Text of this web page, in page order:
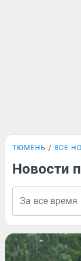
ТЮМЕНЬ ВСЕ
Новости